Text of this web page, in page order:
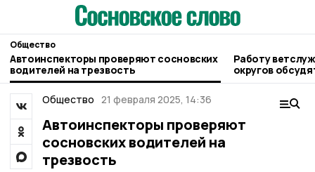
Общество
Автоинспекторы проверяют сосновских
водителей на трезвость
Работу
округов
Общество 21 февраля 2025, 14:36
Автоинспекторы проверяют
сосновских водителей на
трезвость